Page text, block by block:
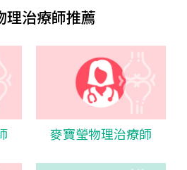
理治療師推薦
麥寶瑩物理治療師